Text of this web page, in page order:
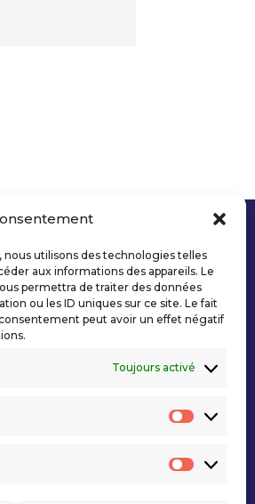
utilisons des technologies telles
aux informations des appareils. Le
permettra de traiter des données
ou les ID uniques sur ce site. Le fait
peut avoir un effet négatif
Toujours activé